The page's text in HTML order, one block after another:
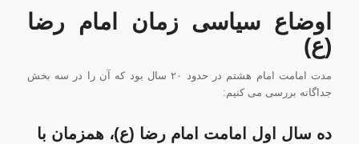
اوضاع سیاسی زمان ا مام رضا
(ع)
مدت امامت امام هشتم در حدود ۲۰ سال بود که آن را در سه بخش
جداگانه بررسی می کنیم:
ده سال اول امامت امام رضا (ع)، همزمان با